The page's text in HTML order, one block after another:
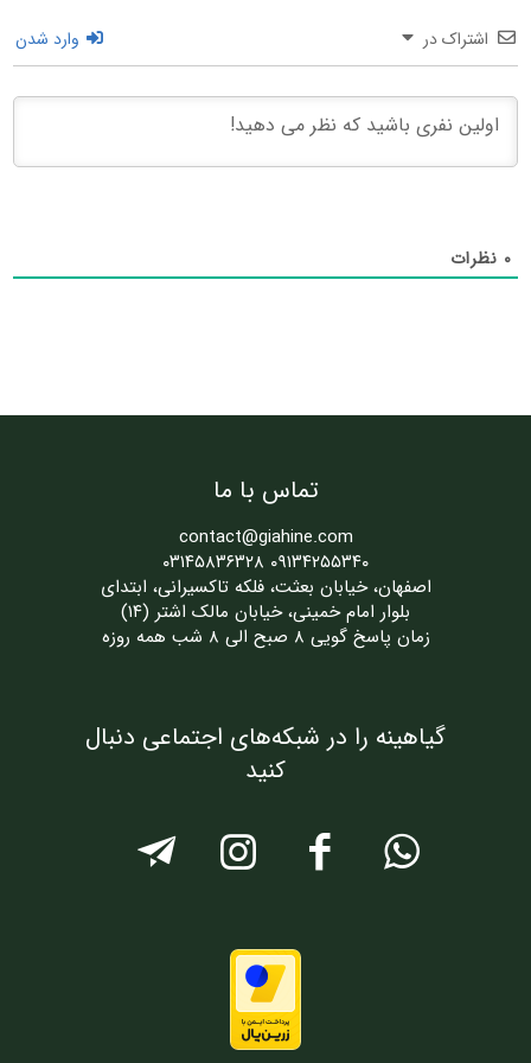
اشتراک در وارد شدن
۰ نظرات
تماس با ما
contact@giahine.com
۰۹۱۳۴۲۵۵۳۴۰ ۰۳۱۴۵۸۳۶۳۲۸
اصفهان، خیابان بعثت، فلکه تاکسیرانی، ابتدای
بلوار امام خمینی، خیابان مالک اشتر (۱۴)
زمان پاسخ گویی ۸ صبح الی ۸ شب همه روزه
گیاهینه را در شبکه‌های اجتماعی دنبال
کنید